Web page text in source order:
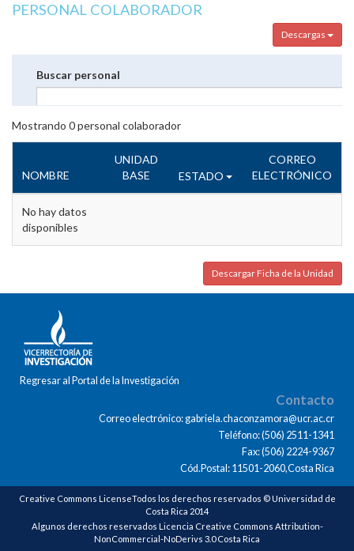
PERSONAL COLABORADOR
Descargas
Buscar personal
Mostrando 0personal colaborador
NOMBRE
UNIDAD
BASE
ESTADO
CORREO
ELECTRÓNICO
No hay datos
disponibles
Descargar Ficha de la Unidad
Regresar al Portal de la Investigación
Contacto
Correo electrónico: gabriela.chaconzamora@ucr.ac.cr
Teléfono: (506) 2511-1341
Fax: (506) 2224-9367
Cód.Postal: 11501-2060,Costa Rica
Creative Commons LicenseTodos los derechos reservados © Universidad de
Costa Rica 2014
Algunos derechos reservados Licencia Creative Commons Attribution-
NonCommercial-NoDerivs 3.0 Costa Rica